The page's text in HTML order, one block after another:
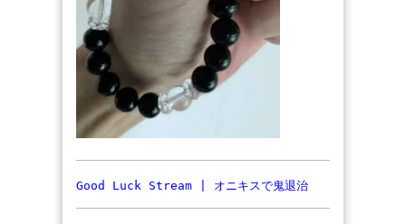
Good Luck Stream | オニキスで鬼退治